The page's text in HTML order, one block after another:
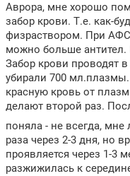
Аврора, мне хорошо
забор крови. Т.е. как-
физраствором. При АФС
можно больше антител.
Забор крови проводят
убирали 700
красную кровь от
делают второй раз.
поняла - не всегда,
раза через 2-3 дня, но
проявляется через 1-3
разжижилась к